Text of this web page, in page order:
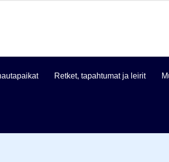
Retket, tapahtumat ja leirit